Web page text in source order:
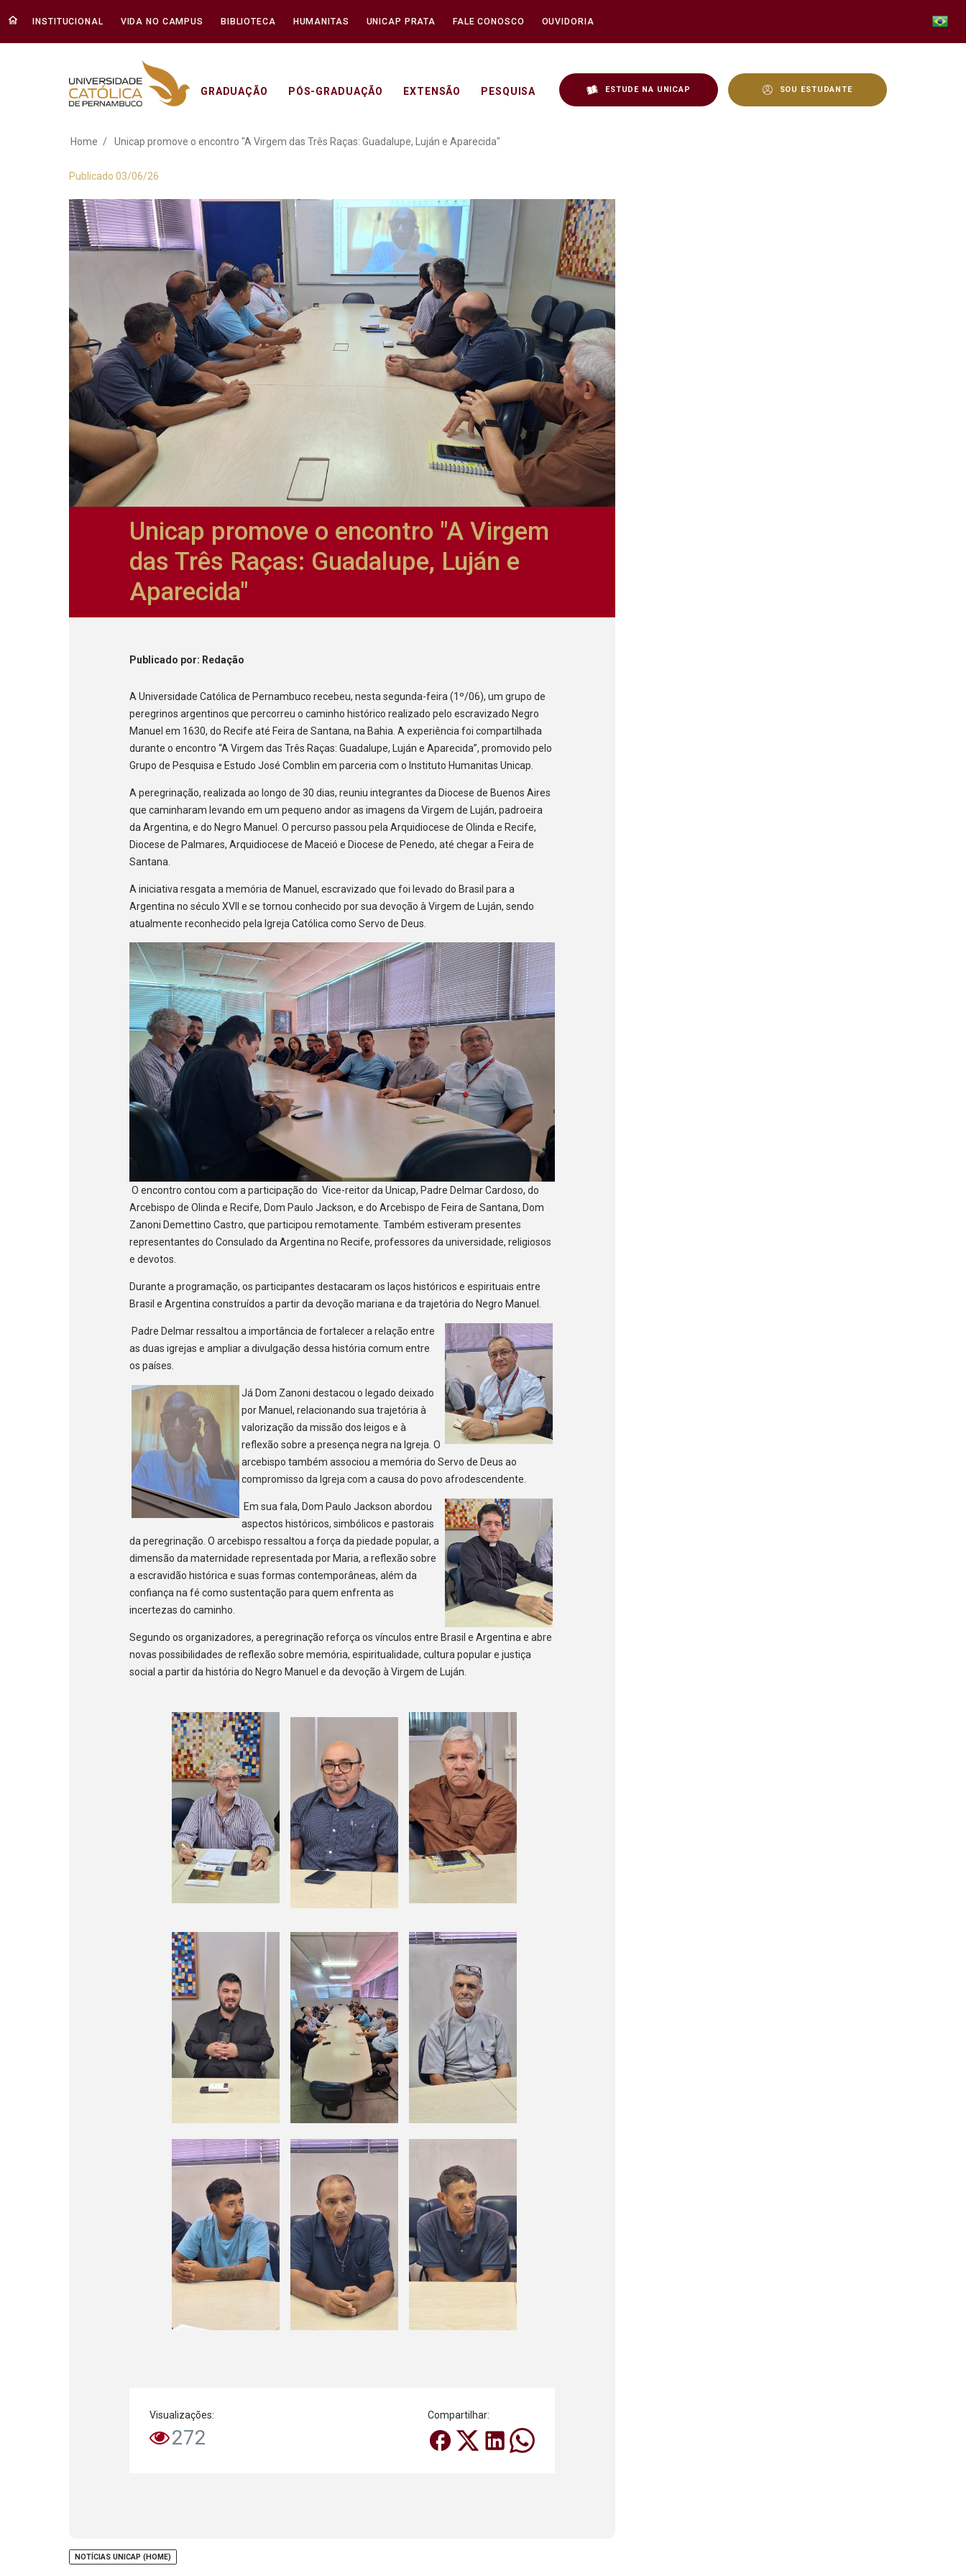
INSTITUCIONAL VIDA NO CAMPUS BIBLIOTECA HUMANITAS UNICAP PRATA FALE CONOSCO OUVIDORIA
GRADUAÇÃO PÓS-GRADUAÇÃO EXTENSÃO PESQUISA ESTUDE NA UNICAP SOU ESTUDANTE
Unicap promove o encontro "A Virgem das Três Raças: Guadalupe,
Home Unicap promove o encontro "A Virgem das Três Raças: Guadalupe, Luján e Aparecida"
Publicado 03/06/26
Unicap promove o encontro "A Virgem
das Três Raças: Guadalupe, Luján e
Aparecida"
Publicado por: Redação
A Universidade Católica de Pernambuco recebeu, nesta segunda-feira (1º/06), um grupo de
peregrinos argentinos que percorreu o caminho histórico realizado pelo escravizado Negro
Manuel em 1630, do Recife até Feira de Santana, na Bahia. A experiência foi compartilhada
durante o encontro “A Virgem das Três Raças: Guadalupe, Luján e Aparecida”, promovido pelo
Grupo de Pesquisa e Estudo José Comblin em parceria com o Instituto Humanitas Unicap.
A peregrinação, realizada ao longo de 30 dias, reuniu integrantes da Diocese de Buenos Aires
que caminharam levando em um pequeno andor as imagens da Virgem de Luján, padroeira
da Argentina, e do Negro Manuel. O percurso passou pela Arquidiocese de Olinda e Recife,
Diocese de Palmares, Arquidiocese de Maceió e Diocese de Penedo, até chegar a Feira de
Santana.
A iniciativa resgata a memória de Manuel, escravizado que foi levado do Brasil para a
Argentina no século XVII e se tornou conhecido por sua devoção à Virgem de Luján, sendo
atualmente reconhecido pela Igreja Católica como Servo de Deus.
O encontro contou com a participação do Vice-reitor da Unicap, Padre Delmar Cardoso, do
Arcebispo de Olinda e Recife, Dom Paulo Jackson, e do Arcebispo de Feira de Santana, Dom
Zanoni Demettino Castro, que participou remotamente. Também estiveram presentes
representantes do Consulado da Argentina no Recife, professores da universidade, religiosos
e devotos.
Durante a programação, os participantes destacaram os laços históricos e espirituais entre
Brasil e Argentina construídos a partir da devoção mariana e da trajetória do Negro Manuel.
Padre Delmar ressaltou a importância de fortalecer a relação entre
as duas igrejas e ampliar a divulgação dessa história comum entre
os países.
Já Dom Zanoni destacou o legado deixado
por Manuel, relacionando sua trajetória à
valorização da missão dos leigos e à
reflexão sobre a presença negra na Igreja. O
arcebispo também associou a memória do Servo de Deus ao
compromisso da Igreja com a causa do povo afrodescendente.
Em sua fala, Dom Paulo Jackson abordou
aspectos históricos, simbólicos e pastorais
da peregrinação. O arcebispo ressaltou a força da piedade popular, a
dimensão da maternidade representada por Maria, a reflexão sobre
a escravidão histórica e suas formas contemporâneas, além da
confiança na fé como sustentação para quem enfrenta as
incertezas do caminho.
Segundo os organizadores, a peregrinação reforça os vínculos entre Brasil e Argentina e abre
novas possibilidades de reflexão sobre memória, espiritualidade, cultura popular e justiça
social a partir da história do Negro Manuel e da devoção à Virgem de Luján.
Visualizações:
272
Compartilhar:
NOTÍCIAS UNICAP (HOME)